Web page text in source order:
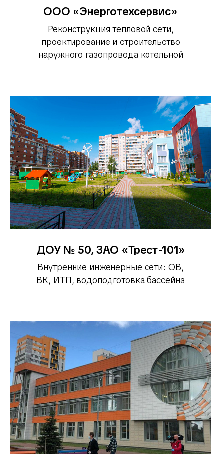
ООО «Энерготехсервис»
Реконструкция тепловой сети,
проектирование и строительство
наружного газопровода котельной
ДОУ № 50, ЗАО «Трест-101»
Внутренние инженерные сети: ОВ,
ВК, ИТП, водоподготовка бассейна